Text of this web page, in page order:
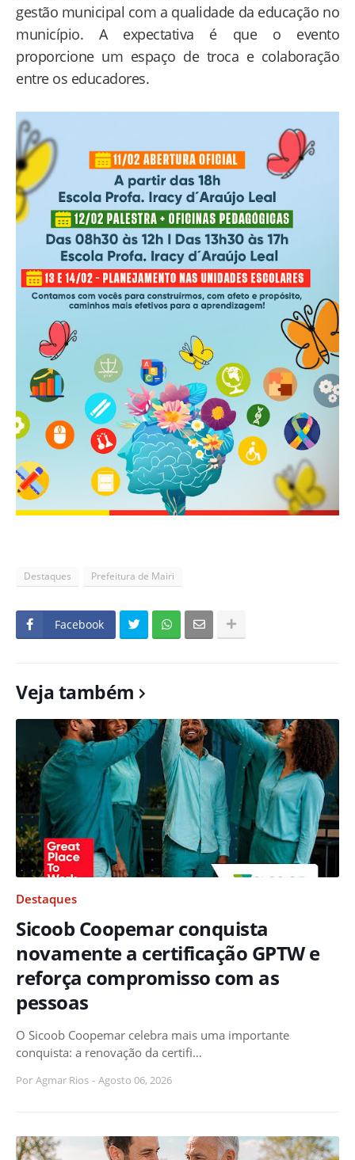
gestão municipal com a qualidade da educação no
município. A expectativa é que o evento
proporcione um espaço de troca e colaboração
entre os educadores.
Destaques Prefeitura de Mairi
Facebook
Veja também
Destaques
Sicoob Coopemar conquista
novamente a certificação GPTW e
reforça compromisso com as
pessoas
O Sicoob Coopemar celebra mais uma importante
conquista: a renovação da certifi…
Por Agmar Rios - Agosto 06, 2026